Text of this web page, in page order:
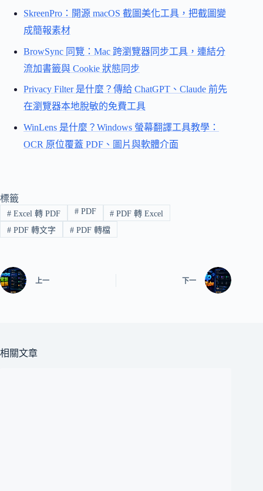
SkreenPro：開源 macOS 截圖美化工具，把截圖變
成簡報素材
BrowSync 同覽：Mac 跨瀏覽器同步工具，連結分
流加書籤與 Cookie 狀態同步
Privacy Filter 是什麼？傳給 ChatGPT、Claude 前先
在瀏覽器本地脫敏的免費工具
WinLens 是什麼？Windows 螢幕翻譯工具教學：
OCR 原位覆蓋 PDF、圖片與軟體介面
標籤
#Excel 轉 PDF #PDF # PDF 轉 Excel
#PDF 轉文字 #PDF 轉檔
上一 下一
相關文章